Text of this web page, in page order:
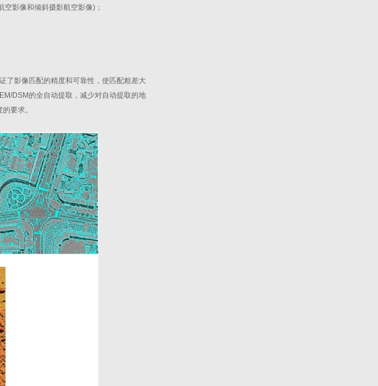
影像和倾斜摄影航空影像)；
了影像匹配的精度和可靠性，使匹配粗差大
DSM的全自动提取，减少对自动提取的地
要求。